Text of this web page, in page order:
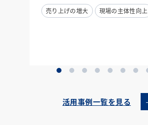
売り上げの増大 現場の主体性向上
活用事例一覧を見る